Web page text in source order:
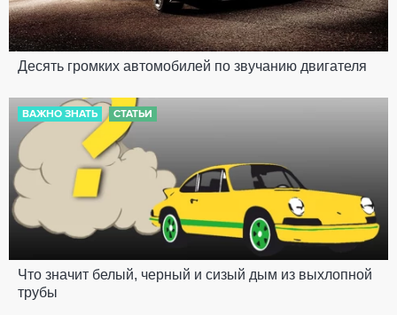
Десять громких автомобилей по звучанию двигателя
ВАЖНО ЗНАТЬ СТАТЬИ
Что значит белый, черный и сизый дым из выхлопной
трубы